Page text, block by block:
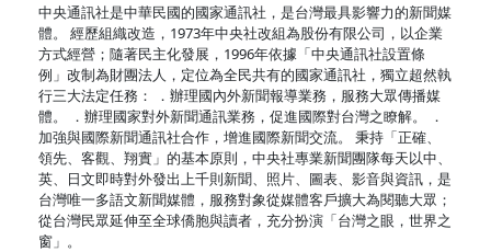
中央通訊社是中華民國的國家通訊社，是台灣最具影響力的新聞媒
體。 經歷組織改造，1973年中央社改組為股份有限公司，以企業
方式經營；隨著民主化發展，1996年依據「中央通訊社設置條
例」改制為財團法人，定位為全民共有的國家通訊社，獨立超然執
行三大法定任務： ．辦理國內外新聞報導業務，服務大眾傳播媒
體。 ．辦理國家對外新聞通訊業務，促進國際對台灣之瞭解。 ．
加強與國際新聞通訊社合作，增進國際新聞交流。 秉持「正確、
領先、客觀、翔實」的基本原則，中央社專業新聞團隊每天以中、
英、日文即時對外發出上千則新聞、照片、圖表、影音與資訊，是
台灣唯一多語文新聞媒體，服務對象從媒體客戶擴大為閱聽大眾；
從台灣民眾延伸至全球僑胞與讀者，充分扮演「台灣之眼，世界之
窗」。